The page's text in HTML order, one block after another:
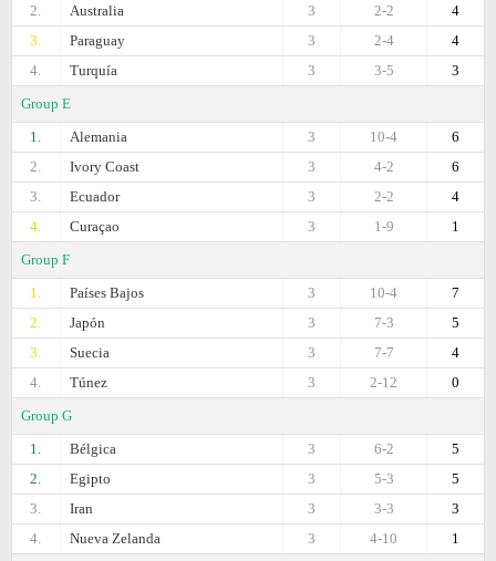
2.
Australia 4
2-2
3
3.
Paraguay 4
2-4
3
4.
Turquía 3
3-5
3
Group E
1.
Alemania 6
10-4
3
2.
Ivory Coast 6
4-2
3
3.
Ecuador 4
2-2
3
4.
Curaçao 1
1-9
3
Group F
1.
Países Bajos 7
10-4
3
2.
Japón 5
7-3
3
3.
Suecia 4
7-7
3
4.
Túnez 0
2-12
3
Group G
1.
Bélgica 5
6-2
3
2.
Egipto 5
5-3
3
3.
Iran 3
3-3
3
4.
Nueva Zelanda 1
4-10
3